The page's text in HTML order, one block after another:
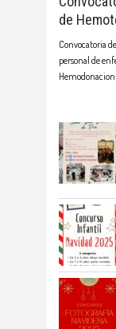
de
Convocatoria
personal de
Hemodonacion